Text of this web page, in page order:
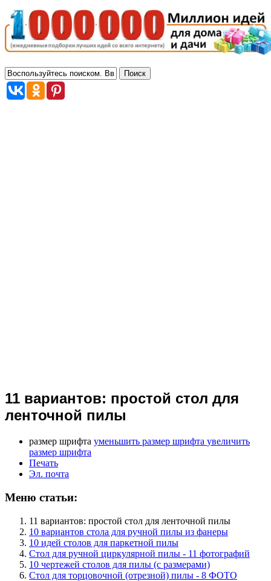
11 вариантов: простой стол для
ленточной пилы
размер шрифта уменьшить размер шрифта увеличить
размер шрифта
Печать
Эл. почта
Меню статьи:
11 вариантов: простой стол для ленточной пилы
10 вариантов стола для ручной пилы из фанеры
10 идей столов для паркетной пилы
Стол для ручной циркулярной пилы - 11 фотографий
10 чертежей столов для пилы (с размерами)
Стол для торцовочной (отрезной) пилы - 8 ФОТО